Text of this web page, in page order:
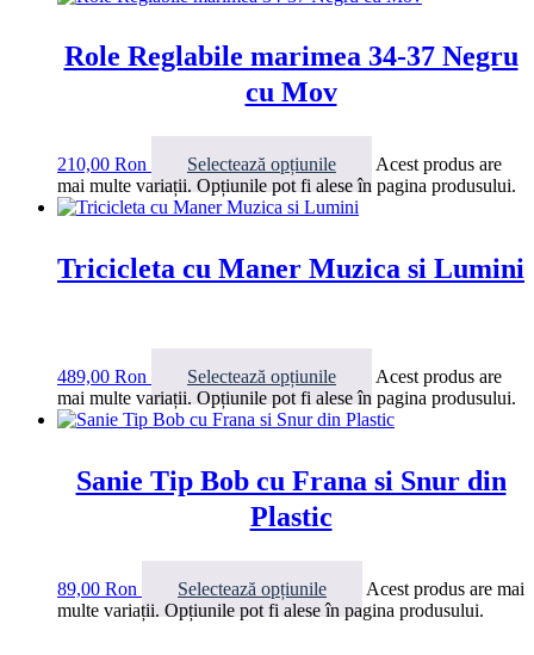
Role Reglabile marimea 34-37 Negru
cu Mov
210,00 Ron Selectează opțiunile
Acest produs are
mai multe variații. Opțiunile pot fi alese în pagina produsului.
Tricicleta cu Maner Muzica si Lumini
489,00 Ron Selectează opțiunile
Acest produs are
mai multe variații. Opțiunile pot fi alese în pagina produsului.
Sanie Tip Bob cu Frana si Snur din
Plastic
89,00 Ron Selectează opțiunile
Acest produs are mai
multe variații. Opțiunile pot fi alese în pagina produsului.